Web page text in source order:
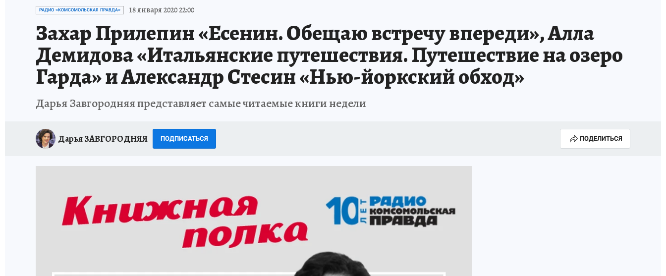
ИСПЫТАНО НА СЕБЕ
РАДИО «КОМСОМОЛЬСКАЯ ПРАВДА» 18 января 2020 22:00
Захар Прилепин «Есенин. Обещаю встречу впереди», Алла
Демидова «Итальянские путешествия. Путешествие на озеро
Гарда» и Александр Стесин «Нью-йоркский обход»
Дарья Завгородняя представляет самые читаемые книги недели
Дарья ЗАВГОРОДНЯЯ ПОДПИСАТЬСЯ ПОДЕЛИТЬСЯ